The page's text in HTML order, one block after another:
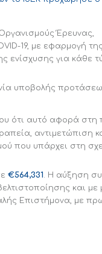
Έρευνας,
19, με εφαρμογή της
ενίσχυσης για κάθε
υποβολής
ότι αυτό αφορά στη
αντιμετώπιση
που υπάρχει στη
€564,331 . Η αύξηση
και
Επιστήμονα, με